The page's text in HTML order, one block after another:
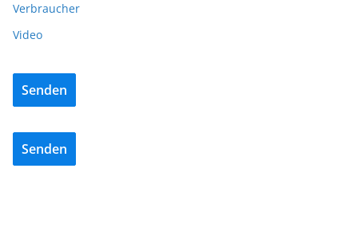
Verbraucher
Video
Senden
Senden